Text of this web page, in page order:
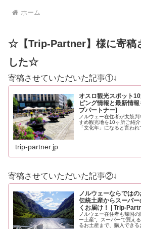
ホーム
☆【Trip-Partner】様に寄稿
した☆
寄稿させていただいた記事①↓
オスロ観光スポット
ピング情報と最新情
プパートナー]
ノルウェー在住者が太鼓
すめ観光地を10ヶ所ご紹
「文化年」になると言わ
trip-partner.jp
寄稿させていただいた記事②↓
ノルウェーならでは
伝統土産からスーパ
くお届け！ | Trip-
ノルウェー在住者も帰国
ー土産”。スーパーで買え
るお土産まで、購入でき